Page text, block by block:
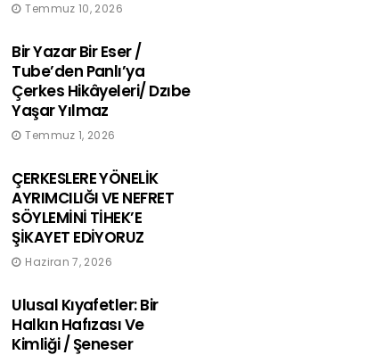
Temmuz 10, 2026
Bir Yazar Bir Eser /
Tube’den Panlı’ya
Çerkes Hikâyeleri/ Dzıbe
Yaşar Yılmaz
Temmuz 1, 2026
ÇERKESLERE YÖNELİK
AYRIMCILIĞI VE NEFRET
SÖYLEMİNİ TİHEK’E
ŞİKAYET EDİYORUZ
Haziran 7, 2026
Ulusal Kıyafetler: Bir
Halkın Hafızası Ve
Kimliği / Şeneser